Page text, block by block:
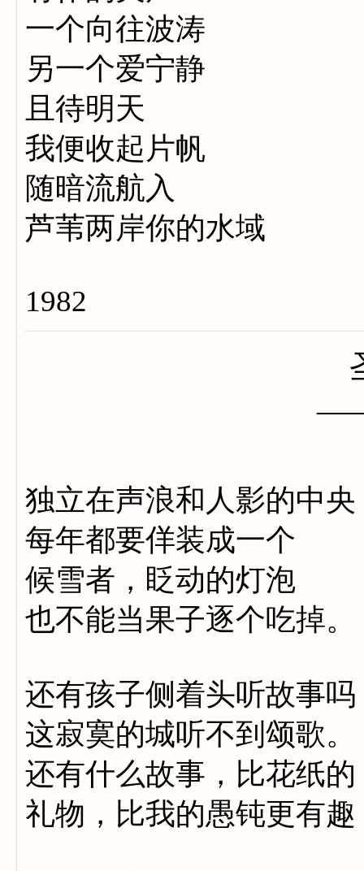
一个向往波涛
另一个爱宁静
且待明天
我便收起片帆
随暗流航入
芦苇两岸你的水域
1982
独立在声浪和人影的中央
每年都要佯装成一个
候雪者，眨动的灯泡
也不能当果子逐个吃掉。
还有孩子侧着头听故事吗
这寂寞的城听不到颂歌。
还有什么故事，比花纸的
礼物，比我的愚钝更有趣